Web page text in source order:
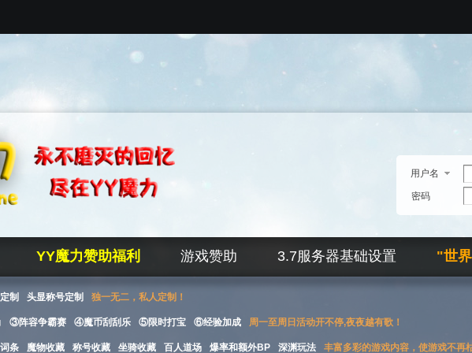
用户名
密码
YY魔力赞助福利 游戏赞助 3.7服务器基础设置 "世
制 头显称号定制 独一无二，私人定制！
③阵容争霸赛 ④魔币刮刮乐 ⑤限时打宝 ⑥经验加成 周一至周日活动开不停,夜夜越有歌！
条 魔物收藏 称号收藏 坐骑收藏 百人道场 爆率和额外BP 深渊玩法 丰富多彩的游戏内容，使游戏不再